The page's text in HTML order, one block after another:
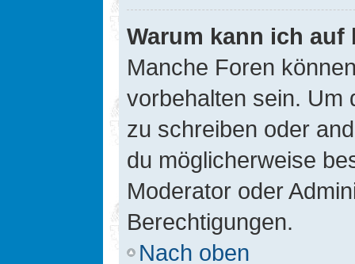
Warum kann ich
Manche Foren
vorbehalten sein. Um
zu schreiben oder
du möglicherweise
Moderator oder
Berechtigungen.
Nach oben